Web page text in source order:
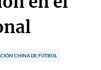
CHINA DE FÚTBOL